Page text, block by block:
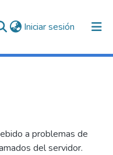
Iniciar sesión (current)
a problemas de
del servidor.